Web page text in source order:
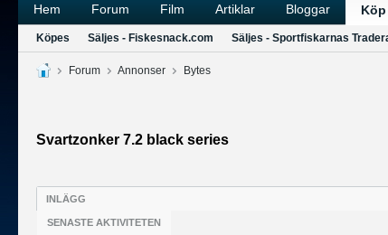
Hem Forum Film Artiklar Bloggar
Köpes Säljes - Fiskesnack.com Säljes - Sportfiskarnas
Forum Annonser Bytes
Svartzonker 7.2 black series
INLÄGG
SENASTE AKTIVITETEN